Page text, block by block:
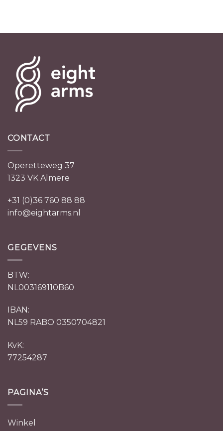
CONTACT
Operetteweg 37
1323 VK Almere
+31 (0)36 760 88 88
info@eightarms.nl
GEGEVENS
BTW:
NL003169110B60
IBAN:
NL59 RABO 0350704821
KvK:
77254287
PAGINA’S
Winkel